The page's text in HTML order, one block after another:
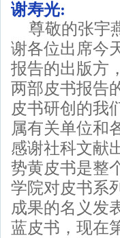
谢寿光:
尊敬的张宇
谢各位出席今
报告的出版方
两部皮书报告
皮书研创的我
属有关单位和
感谢社科文献
势黄皮书是整
学院对皮书系
成果的名义发
蓝皮书，现在